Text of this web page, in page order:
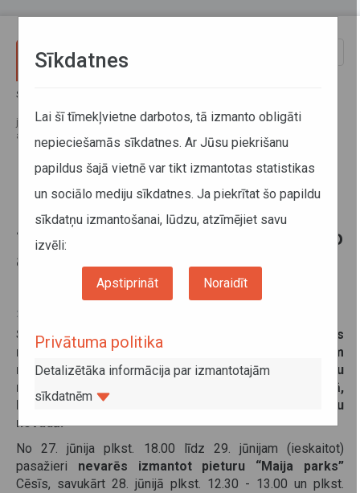
Sākums
jūnijam būs izmaiņas reģionālo autobusu maršrutu izpildē Cēsīs un
apkaimē
Baltijas čempionāta šosejas
riteņbraukšanā laikā no 27. līdz
29. jūnijam būs izmaiņas reģionālo
autobusu maršrutu izpildē Cēsīs
un apkaimē
26. jūnijs 2025
Saistībā ar Baltijas čempionātu šosejas
riteņbraukšanā, kas no šī gada 26. līdz 29. jūnijam
notiek Cēsīs un Priekuļos, būs izmaiņas vairāku
reģionālo autobusu pieturu apkalpošanā Cēsu pilsētā,
kā arī ir atcelti daži reģionālo autobusu reisi Cēsu
novadā.
No 27. jūnija plkst. 18.00 līdz 29. jūnijam (ieskaitot)
pasažieri nevarēs izmantot pieturu “Maija parks”
Cēsīs, savukārt 28. jūnijā plkst. 12.30 - 13.00 un plkst.
Sīkdatnes
Lai šī tīmekļvietne darbotos, tā izmanto obligāti
nepieciešamās sīkdatnes. Ar Jūsu piekrišanu
papildus šajā vietnē var tikt izmantotas statistikas
un sociālo mediju sīkdatnes. Ja piekrītat šo papildu
sīkdatņu izmantošanai, lūdzu, atzīmējiet savu
izvēli:
Apstiprināt Noraidīt
Privātuma politika
Detalizētāka informācija par izmantotajām
sīkdatnēm